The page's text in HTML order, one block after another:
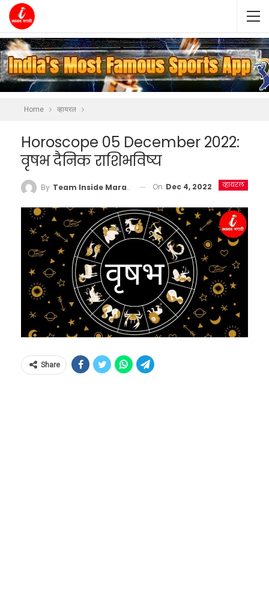
Home व्हायरल
Horoscope 05 December 2022:
वृषभ दैनिक राशिभविष्य
व्हायरल
By Team Inside Marathi On Dec 4, 2022
Share